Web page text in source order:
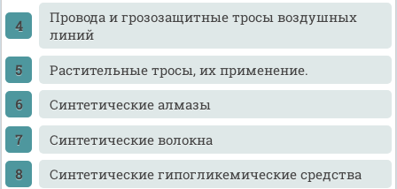
Провода и грозозащитные тросы воздушных
линий
Растительные тросы, их применение.
Синтетические алмазы
Синтетические волокна
Синтетические гипогликемические средства